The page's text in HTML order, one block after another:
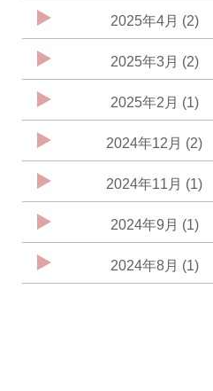
2025年4月 (2)
2025年3月 (2)
2025年2月 (1)
2024年12月 (2)
2024年11月 (1)
2024年9月 (1)
2024年8月 (1)